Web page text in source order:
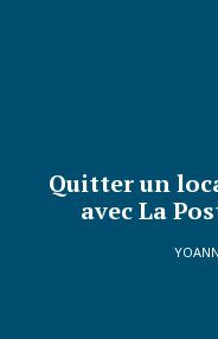
Quitter un
avec La
YOANN